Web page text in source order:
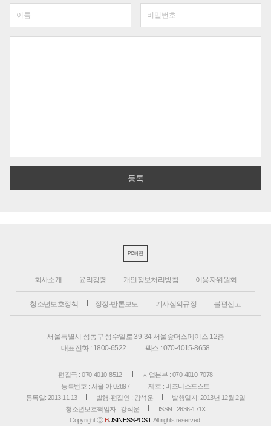
PC버전
회사소개 윤리강령 개인정보처리방침 이용자위원회
청소년보호정책 정정·반론보도 기사심의규정 불편신고
서울특별시 성동구 성수일로 39-34 서울숲더스페이스 12층
대표전화 : 1800-6522
팩스 : 070-4015-8658
편집국 : 070-4010-8512
사업본부 : 070-4010-7078
등록번호 : 서울 아 02897
제호 : 비즈니스포스트
등록일: 2013.11.13
발행·편집인 : 강석운
발행일자: 2013년 12월 2일
청소년보호책임자 : 강석운
ISSN : 2636-171X
Copyright ⓒ BUSINESSPOST. All rights reserved.